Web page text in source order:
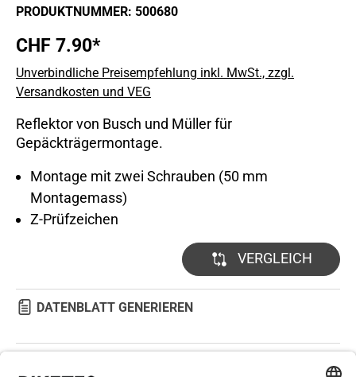
PRODUKTNUMMER: 500680
CHF 7.90*
Unverbindliche Preisempfehlung inkl. MwSt., zzgl.
Versandkosten und VEG
Reflektor von Busch und Müller für
Gepäckträgermontage.
Montage mit zwei Schrauben (50 mm
Montagemass)
Z-Prüfzeichen
VERGLEICH
DATENBLATT GENERIEREN